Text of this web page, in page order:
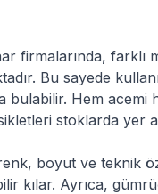
firmalarında, farklı
Bu sayede
bulabilir. Hem acemi
stoklarda yer
boyut ve teknik
kılar. Ayrıca,